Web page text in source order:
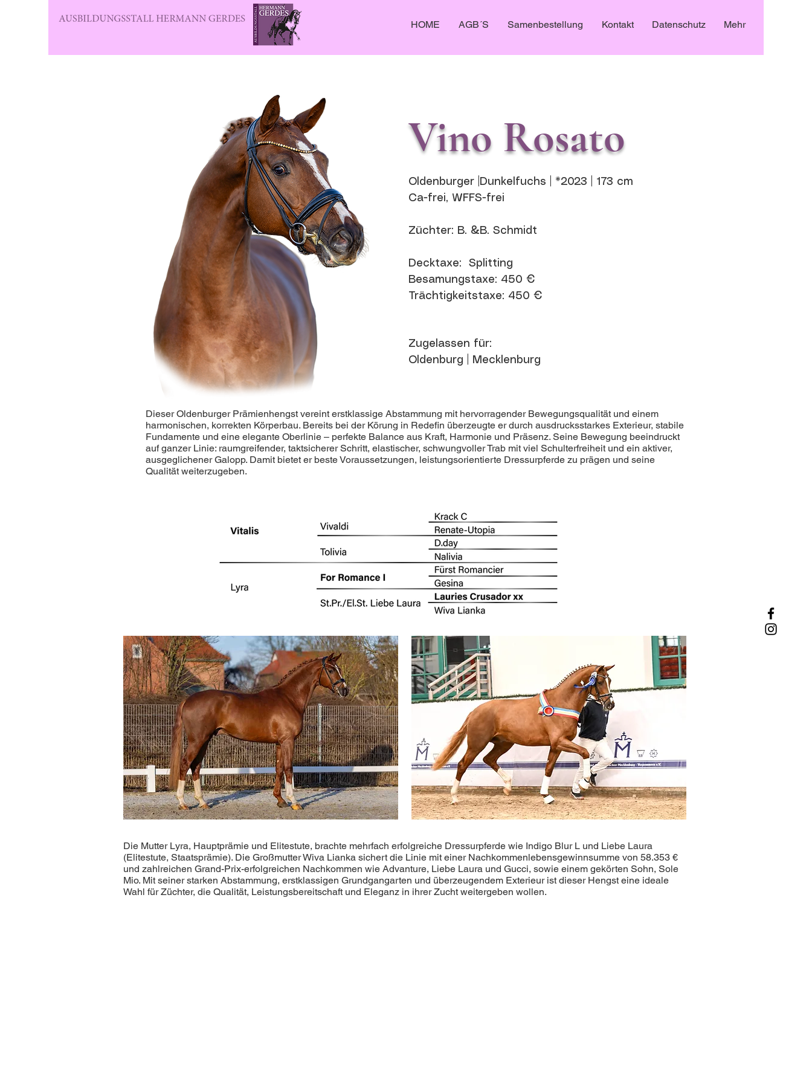
HOME AGB´S Samenbestellung Kontakt Datenschutz Mehr
Vino Rosato
Oldenburger |Dunkelfuchs | *2023 | 173 cm
Ca-frei, WFFS-frei
Züchter: B. &B. Schmidt
Decktaxe: Splitting
Besamungstaxe: 450 €
Trächtigkeitstaxe: 450 €
Zugelassen für:
Oldenburg | Mecklenburg
Dieser Oldenburger Prämienhengst vereint erstklassige Abstammung mit hervorragender Bewegungsqualität und einem
harmonischen, korrekten Körperbau. Bereits bei der Körung in Redefin überzeugte er durch ausdrucksstarkes Exterieur, stabile
Fundamente und eine elegante Oberlinie – perfekte Balance aus Kraft, Harmonie und Präsenz. Seine Bewegung beeindruckt
auf ganzer Linie: raumgreifender, taktsicherer Schritt, elastischer, schwungvoller Trab mit viel Schulterfreiheit und ein aktiver,
ausgeglichener Galopp. Damit bietet er beste Voraussetzungen, leistungsorientierte Dressurpferde zu prägen und seine
Qualität weiterzugeben.
Die Mutter Lyra, Hauptprämie und Elitestute, brachte mehrfach erfolgreiche Dressurpferde wie Indigo Blur L und Liebe Laura
(Elitestute, Staatsprämie). Die Großmutter Wiva Lianka sichert die Linie mit einer Nachkommenlebensgewinnsumme von 58.353 €
und zahlreichen Grand-Prix-erfolgreichen Nachkommen wie Advanture, Liebe Laura und Gucci, sowie einem gekörten Sohn, Sole
Mio. Mit seiner starken Abstammung, erstklassigen Grundgangarten und überzeugendem Exterieur ist dieser Hengst eine ideale
Wahl für Züchter, die Qualität, Leistungsbereitschaft und Eleganz in ihrer Zucht weitergeben wollen.